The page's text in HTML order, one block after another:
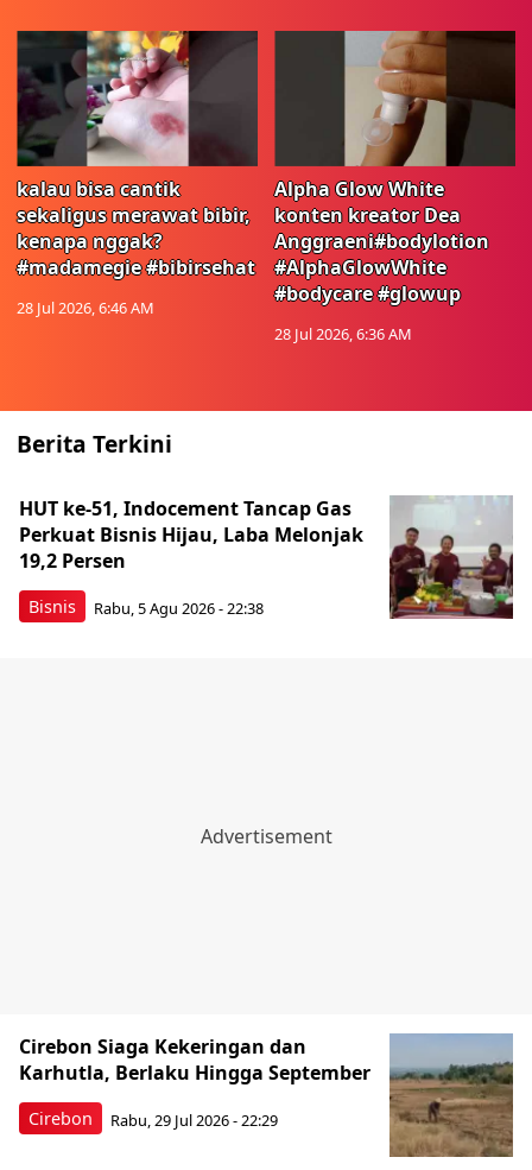
kalau bisa cantik
sekaligus merawat bibir,
kenapa nggak?
#madamegie #bibirsehat
28 Jul 2026, 6:46 AM
Alpha Glow White
konten kreator Dea
Anggraeni#bodylotion
#AlphaGlowWhite
#bodycare #glowup
28 Jul 2026, 6:36 AM
Berita Terkini
Bisnis
HUT ke-51, Indocement Tancap Gas
Perkuat Bisnis Hijau, Laba Melonjak
19,2 Persen
Rabu, 5 Agu 2026 - 22:38
Cirebon
Cirebon Siaga Kekeringan dan
Karhutla, Berlaku Hingga September
Rabu, 29 Jul 2026 - 22:29